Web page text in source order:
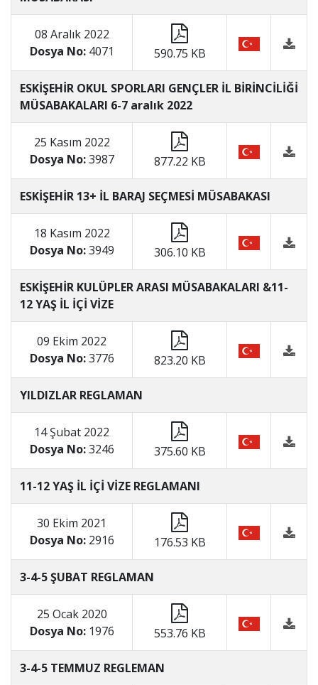
08 Aralık 2022
Dosya No:4071 590.75 KB
ESKİŞEHİR OKUL SPORLARI GENÇLER İL BİRİNCİLİĞİ
MÜSABAKALARI 6-7 aralık 2022
25 Kasım 2022
Dosya No:3987 877.22 KB
ESKİŞEHİR 13+ İL BARAJ SEÇMESİ MÜSABAKASI
18 Kasım 2022
Dosya No:3949 306.10 KB
ESKİŞEHİR KULÜPLER ARASI MÜSABAKALARI &11-
12 YAŞ İL İÇİ VİZE
09 Ekim 2022
Dosya No:3776 823.20 KB
YILDIZLAR REGLAMAN
14 Şubat 2022
Dosya No:3246 375.60 KB
11-12 YAŞ İL İÇİ VİZE REGLAMANI
30 Ekim 2021
Dosya No:2916 176.53 KB
3-4-5 ŞUBAT REGLAMAN
25 Ocak 2020
Dosya No:1976 553.76 KB
3-4-5 TEMMUZ REGLEMAN